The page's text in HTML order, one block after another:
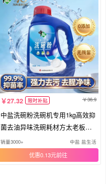
27.32 限时补贴 36.9
中盐洗碗粉洗碗机专用1kg高效抑
菌去油异味洗碗耗材方太老板美
的
销量3000+ 中盐 盐生活
优惠0.13元